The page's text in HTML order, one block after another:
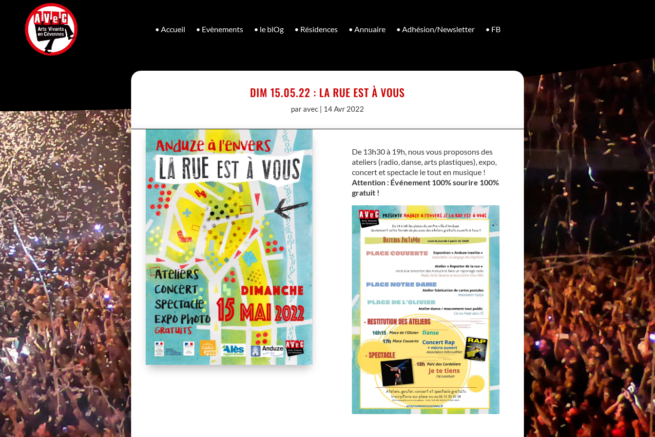
• Accueil • Evènements • le blOg • Résidences • Annuaire • Adhésion/Newsletter • FB
DIM 15.05.22 : LA RUE EST À VOUS
paravec| 14 Avr 2022
De 13h30 à 19h, nous vous proposons des
ateliers (radio, danse, arts plastiques), expo,
concert et spectacle le tout en musique !
Attention : Événement 100% sourire 100%
gratuit !